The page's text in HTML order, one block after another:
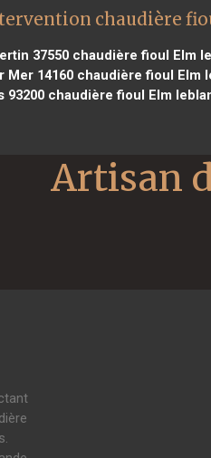
chaudière
37550chaudière fioul Elm
Mer 14160 chaudière fioul Elm
93200chaudière fioul Elm
Artisan